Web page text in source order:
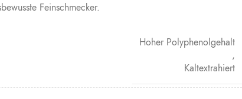
Feinschmecker.
Hoher Polyphenolgehalt
,
Kaltextrahiert